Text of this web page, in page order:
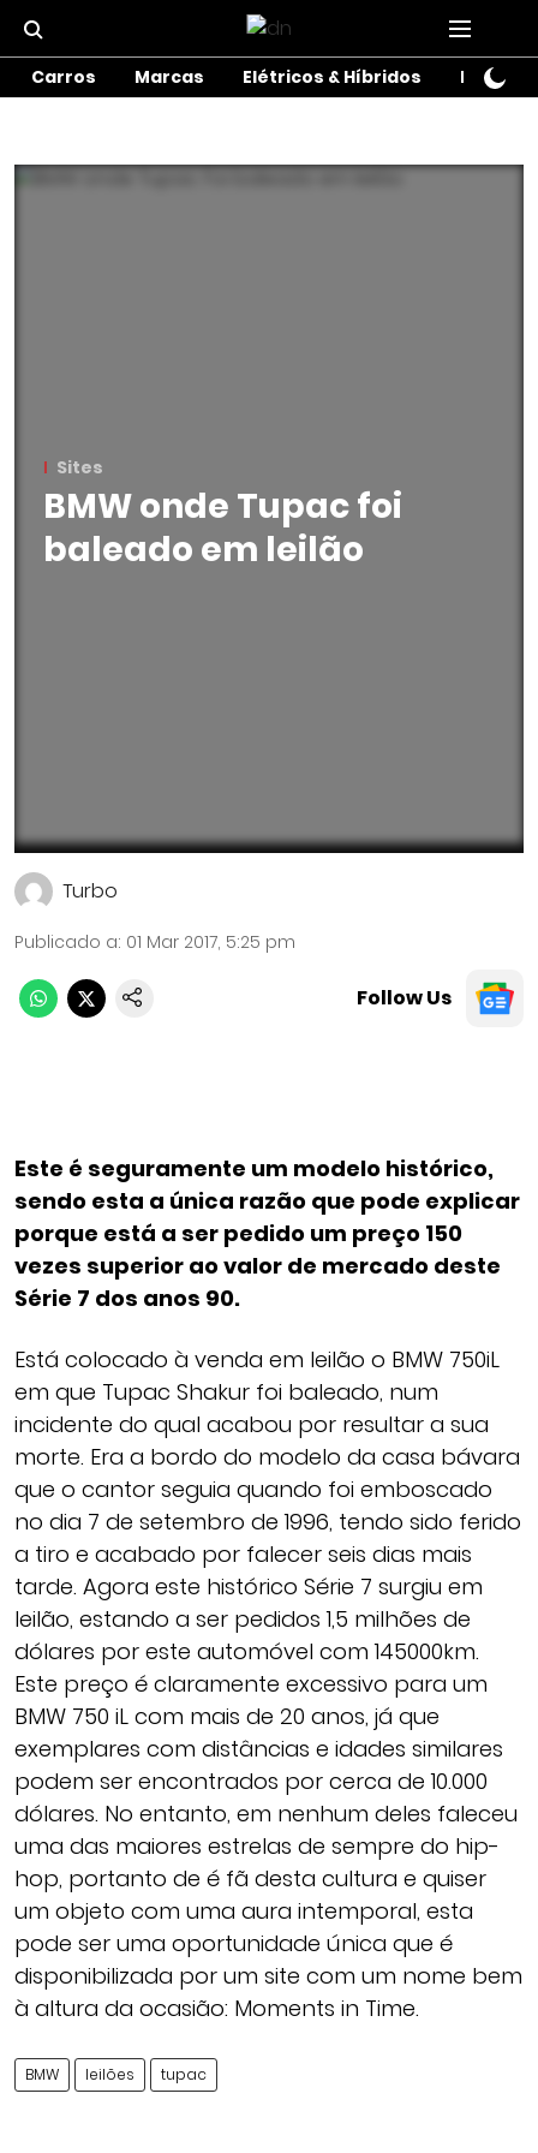
Carros Marcas Elétricos & Híbridos Motos
Sites
BMW onde Tupac foi
baleado em leilão
Turbo
Publicado a: 01 Mar 2017, 5:25 pm
Follow Us
Este é seguramente um modelo histórico,
sendo esta a única razão que pode explicar
porque está a ser pedido um preço 150
vezes superior ao valor de mercado deste
Série 7 dos anos 90.
Está colocado à venda em leilão o BMW 750iL
em que Tupac Shakur foi baleado, num
incidente do qual acabou por resultar a sua
morte. Era a bordo do modelo da casa bávara
que o cantor seguia quando foi emboscado
no dia 7 de setembro de 1996, tendo sido ferido
a tiro e acabado por falecer seis dias mais
tarde. Agora este histórico Série 7 surgiu em
leilão, estando a ser pedidos 1,5 milhões de
dólares por este automóvel com 145000km.
Este preço é claramente excessivo para um
BMW 750 iL com mais de 20 anos, já que
exemplares com distâncias e idades similares
podem ser encontrados por cerca de 10.000
dólares. No entanto, em nenhum deles faleceu
uma das maiores estrelas de sempre do hip-
hop, portanto de é fã desta cultura e quiser
um objeto com uma aura intemporal, esta
pode ser uma oportunidade única que é
disponibilizada por um site com um nome bem
à altura da ocasião: Moments in Time.
BMW leilões tupac